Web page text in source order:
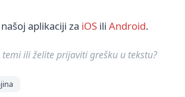
aplikaciji za iOS ili Android.
temi ili želite prijaviti grešku u tekstu?